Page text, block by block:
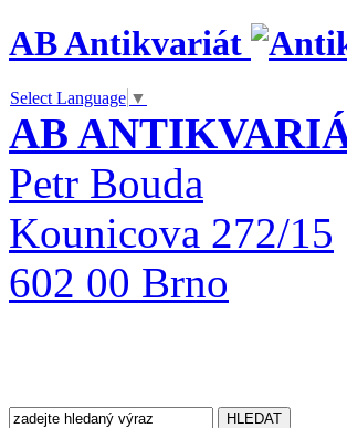
AB Antikvariát
Select Language ▼
AB
Petr Bouda
Kounicova 272/15
602 00 Brno